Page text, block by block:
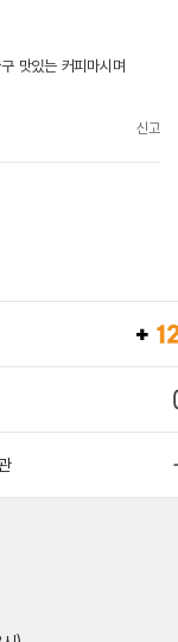
맛있는 커피마시며
신고